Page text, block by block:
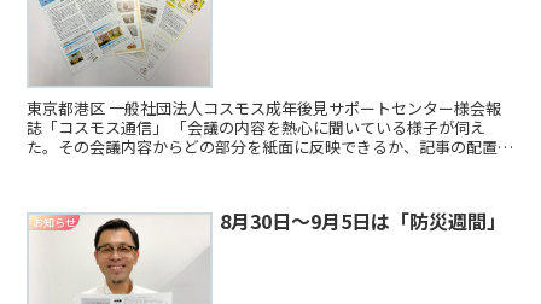
東京都港区 一般社団法人コスモス成年後見サポートセンター様会報
誌「コスモス通信」 「会議の内容を熱心に聞いている様子が伺え
た。その会議内容からどの部分を紙面に反映できるか、記事の配置、
お知らせ 8月30日〜9月5日は「防災週間」